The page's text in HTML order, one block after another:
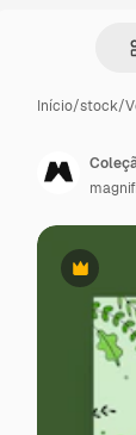
Início/stock/
Premium